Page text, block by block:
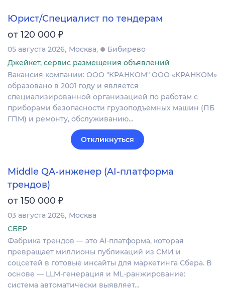
Юрист/Специалист по тендерам
от 120 000 ₽
05 августа 2026 Москва
Бибирево
Джейкет, сервис размещения объявлений
Вакансия компании: ООО "КРАНКОМ" ООО «КРАНКОМ»
образовано в 2001 году и является
специализированной организацией по работам с
приборами безопасности грузоподъемных машин (ПБ
ГПМ) и ремонту, обслуживанию…
Откликнуться
Middle QA-инженер (AI-платформа
трендов)
от 150 000 ₽
03 августа 2026 Москва
СБЕР
Фабрика трендов — это AI-платформа, которая
превращает миллионы публикаций из СМИ и
соцсетей в готовые инсайты для маркетинга Сбера. В
основе — LLM-генерация и ML-ранжирование:
система автоматически выявляет…